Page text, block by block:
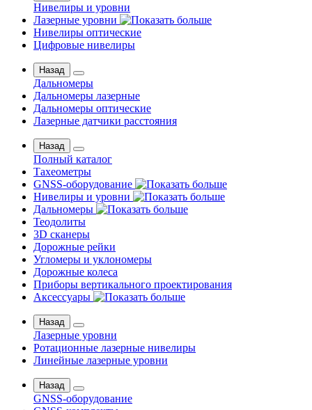
Нивелиры и уровни
Лазерные уровни
Нивелиры оптические
Цифровые нивелиры
Назад
Дальномеры
Дальномеры лазерные
Дальномеры оптические
Лазерные датчики расстояния
Назад
Полный каталог
Тахеометры
GNSS-оборудование
Нивелиры и уровни
Дальномеры
Теодолиты
3D сканеры
Дорожные рейки
Угломеры и уклономеры
Дорожные колеса
Приборы вертикального проектирования
Аксессуары
Назад
Лазерные уровни
Ротационные лазерные нивелиры
Линейные лазерные уровни
Назад
GNSS-оборудование